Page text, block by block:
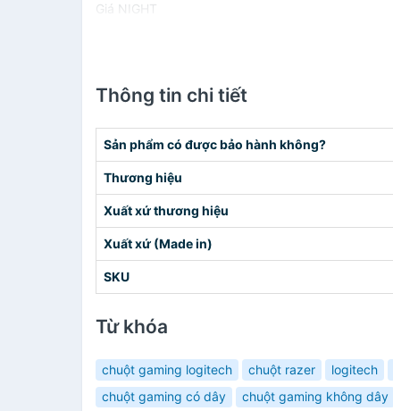
Giá NIGHT
Thông tin chi tiết
Sản phẩm có được bảo hành không?
Thương hiệu
Xuất xứ thương hiệu
Xuất xứ (Made in)
SKU
Từ khóa
chuột gaming logitech chuột razer logitech
chuột gaming có dây
chuột gaming không dây